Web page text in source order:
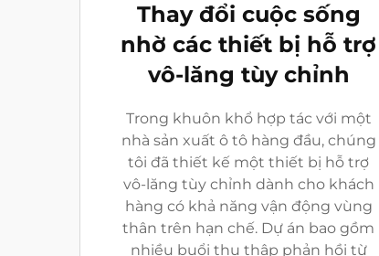
Thay đổi cuộc sống
nhờ các thiết bị hỗ trợ
vô-lăng tùy chỉnh
Trong khuôn khổ hợp tác với một
nhà sản xuất ô tô hàng đầu, chúng
tôi đã thiết kế một thiết bị hỗ trợ
vô-lăng tùy chỉnh dành cho khách
hàng có khả năng vận động vùng
thân trên hạn chế. Dự án bao gồm
nhiều buổi thu thập phản hồi từ